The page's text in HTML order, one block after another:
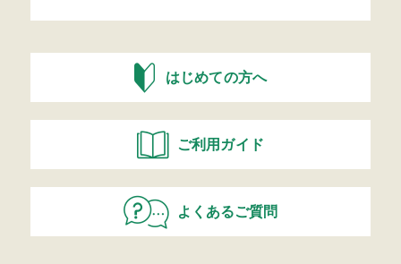
はじめての方へ
ご利用ガイド
よくあるご質問